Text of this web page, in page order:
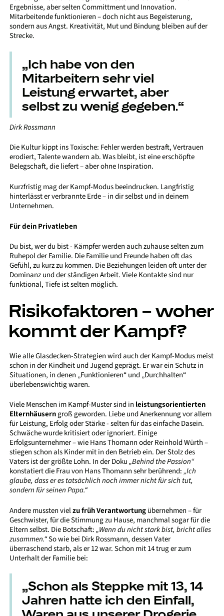
Ergebnisse, aber selten Committment und Innovation.
Mitarbeitende funktionieren – doch nicht aus Begeisterung,
sondern aus Angst. Kreativität, Mut und Bindung bleiben auf der
Strecke.
„Ich habe von den
Mitarbeitern sehr viel
Leistung erwartet, aber
selbst zu wenig gegeben.“
Dirk Rossmann
Die Kultur kippt ins Toxische: Fehler werden bestraft, Vertrauen
erodiert, Talente wandern ab. Was bleibt, ist eine erschöpfte
Belegschaft, die liefert – aber ohne Inspiration.
Kurzfristig mag der Kampf-Modus beeindrucken. Langfristig
hinterlässt er verbrannte Erde – in dir selbst und in deinem
Unternehmen.
Für dein Privatleben
Du bist, wer du bist - Kämpfer werden auch zuhause selten zum
Ruhepol der Familie. Die Familie und Freunde haben oft das
Gefühl, zu kurz zu kommen. Die Beziehungen leiden oft unter der
Dominanz und der ständigen Arbeit. Viele Kontakte sind nur
funktional, Tiefe ist selten möglich.
Risikofaktoren – woher
kommt der Kampf?
Wie alle Glasdecken-Strategien wird auch der Kampf-Modus meist
schon in der Kindheit und Jugend geprägt. Er war ein Schutz in
Situationen, in denen „Funktionieren“ und „Durchhalten“
überlebenswichtig waren.
Viele Menschen im Kampf-Muster sind in leistungsorientierten
Elternhäuserngroß geworden. Liebe und Anerkennung vor allem
für Leistung, Erfolg oder Stärke - selten für das einfache Dasein.
Schwäche wurde kritisiert oder ignoriert. Einige
Erfolgsunternehmer – wie Hans Thomann oder Reinhold Würth –
stiegen schon als Kinder mit in den Betrieb ein. Der Stolz des
Vaters ist der größte Lohn. In der Doku„Behind the Passion“
konstatiert die Frau von Hans Thomann sehr berührend:„Ich
glaube, dass er es tatsächlich noch immer nicht für sich tut,
sondern für seinen Papa.“
Andere mussten vielzu früh Verantwortungübernehmen – für
Geschwister, für die Stimmung zu Hause, manchmal sogar für die
Eltern selbst. Die Botschaft:„Wenn du nicht stark bist, bricht alles
zusammen.“So wie bei Dirk Rossmann, dessen Vater
überraschend starb, als er 12 war. Schon mit 14 trug er zum
Unterhalt der Familie bei:
„Schon als Steppke mit 13, 14
Jahren hatte ich den Einfall,